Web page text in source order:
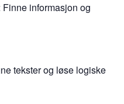
informasjon og
tekster og løse logiske